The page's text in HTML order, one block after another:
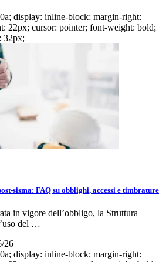
display: inline-block; margin-right:
22px; cursor: pointer; font-weight: bold;
32px;
sisma: FAQ su obblighi, accessi e timbrature
in vigore dell’obbligo, la Struttura
del …
26
display: inline-block; margin-right: